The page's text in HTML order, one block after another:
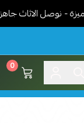
الاثاث جاهز
0